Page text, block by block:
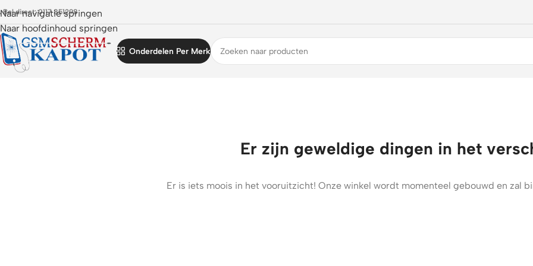
Naar navigatie springen
Naar hoofdinhoud springen
Bel direct: 0117 851298
Onderdelen Per Merk
Er zijn geweldige dingen in het
Er is iets moois in het vooruitzicht! Onze winkel wordt momenteel gebouwd en zal